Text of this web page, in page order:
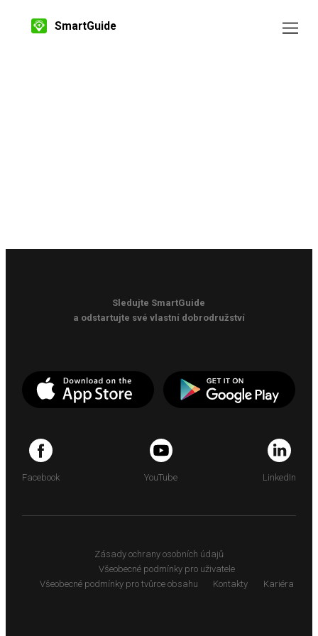
SmartGuide
Sledujte SmartGuide
a odstartujte své vlastní dobrodružství
Facebook YouTube LinkedIn
Zásady ochrany osobních údajů
Všeobecné podmínky pro uživatele
Všeobecné podmínky pro tvůrce obsahu
Kontakty Kariéra